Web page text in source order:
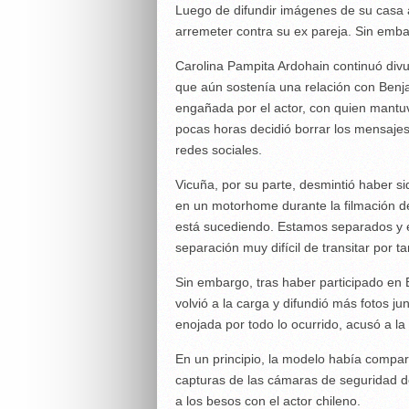
Luego de difundir imágenes de su
arremeter contra su ex pareja. Sin
Carolina Pampita Ardohain continuó
que aún sostenía una relación con
engañada por el actor, con quien
pocas horas decidió borrar los
redes sociales.
Vicuña, por su parte, desmintió haber
en un motorhome durante la filmación
está sucediendo. Estamos separados
separación muy difícil de transitar por
Sin embargo, tras haber participado en
volvió a la carga y difundió más fotos
enojada por todo lo ocurrido, acusó a
En un principio, la modelo había
capturas de las cámaras de seguridad
a los besos con el actor chileno.